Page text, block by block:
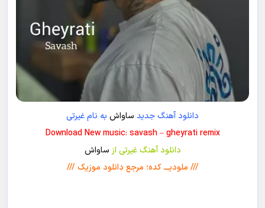
دانلود آهنگ جدید ساواش به نام غیرتی
Download New music: savash – gheyrati remix
دانلود آهنگ غیرتی از ساواش
/// ملودیـــ کده؛ مرجع دانلود موزیک ///